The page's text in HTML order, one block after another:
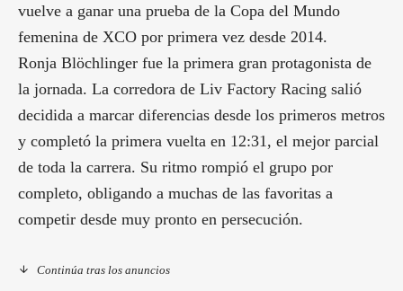
vuelve a ganar una prueba de la Copa del Mundo
femenina de XCO por primera vez desde 2014.
Ronja Blöchlinger fue la primera gran protagonista de
la jornada. La corredora de Liv Factory Racing salió
decidida a marcar diferencias desde los primeros metros
y completó la primera vuelta en 12:31, el mejor parcial
de toda la carrera. Su ritmo rompió el grupo por
completo, obligando a muchas de las favoritas a
competir desde muy pronto en persecución.
Continúa tras los anuncios